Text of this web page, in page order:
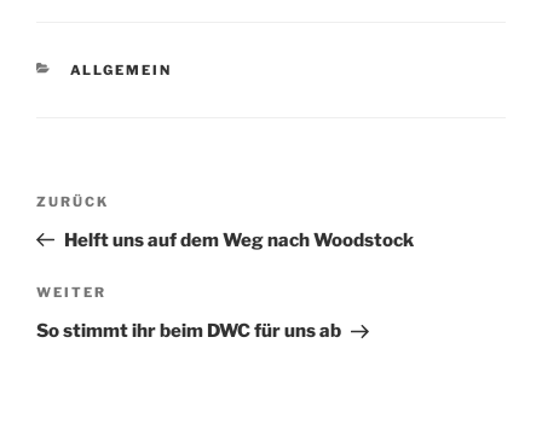
KATEGORIEN
ALLGEMEIN
Beitragsnavigation
Vorheriger
Beitrag
ZURÜCK
Helft uns auf dem Weg nach Woodstock
Nächster
Beitrag
WEITER
So stimmt ihr beim DWC für uns ab